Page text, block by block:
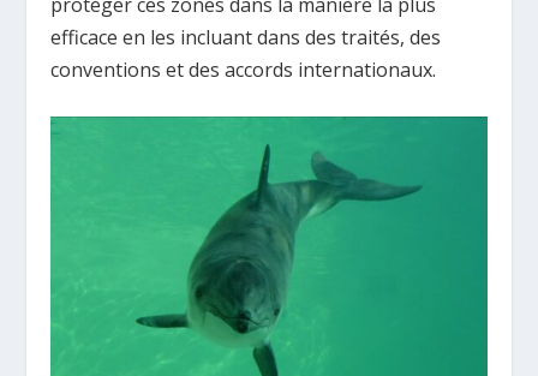
efficace en les incluant dans des traités, des
conventions et des accords internationaux.